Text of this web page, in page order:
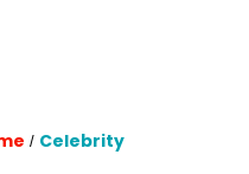
/ Celebrity